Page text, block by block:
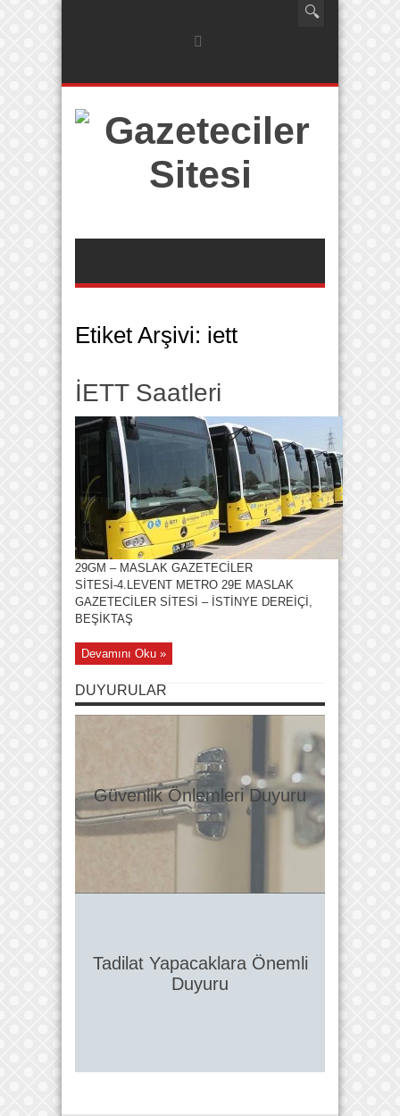
Etiket Arşivi: iett
İETT Saatleri
29GM – MASLAK GAZETECİLER
SİTESİ-4.LEVENT METRO 29E MASLAK
GAZETECİLER SİTESİ – İSTİNYE DEREİÇİ,
BEŞİKTAŞ
Devamını Oku »
DUYURULAR
Güvenlik Önlemleri Duyuru
Tadilat Yapacaklara Önemli
Duyuru